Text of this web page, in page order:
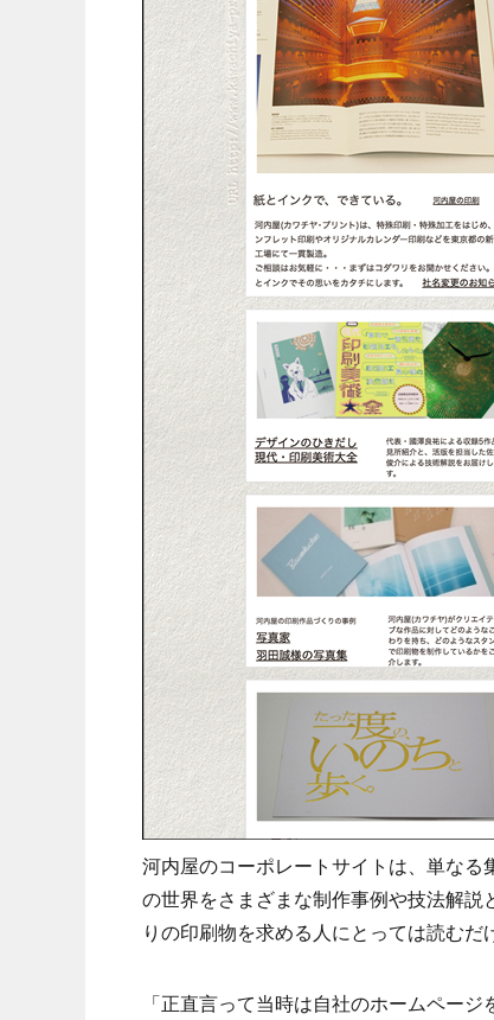
河内屋のコーポレートサイトは、単な
の世界をさまざまな制作事例や技法解
りの印刷物を求める人にとっては読む
「正直言って当時は自社のホームペー